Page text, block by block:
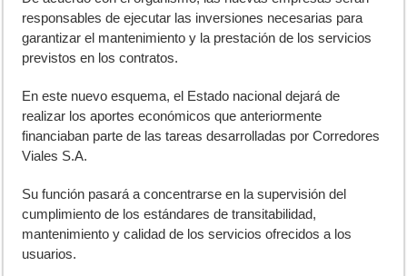
responsables de ejecutar las inversiones necesarias para
garantizar el mantenimiento y la prestación de los servicios
previstos en los contratos.
En este nuevo esquema, el Estado nacional dejará de
realizar los aportes económicos que anteriormente
financiaban parte de las tareas desarrolladas por Corredores
Viales S.A.
Su función pasará a concentrarse en la supervisión del
cumplimiento de los estándares de transitabilidad,
mantenimiento y calidad de los servicios ofrecidos a los
usuarios.